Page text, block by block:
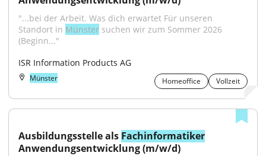
"...bei der Arbeit. Was dich erwartet Für unseren
Standort in Münster suchen wir zum Sommer 2026
(Beginn..."
ISR Information Products AG
Münster Homeoffice Vollzeit
Ausbildungsstelle als Fachinformatiker
Anwendungsentwicklung (m/w/d)